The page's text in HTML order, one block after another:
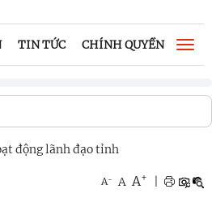
TIN TỨC CHÍNH QUYỀN
động lãnh đạo tỉnh
A- A A+